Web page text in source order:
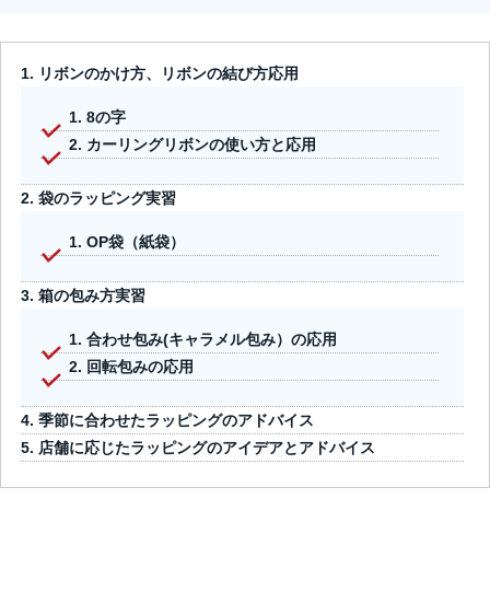
リボンのかけ方、リボンの結び方応用
8の字
カーリングリボンの使い方と応用
袋のラッピング実習
OP袋（紙袋）
箱の包み方実習
合わせ包み(キャラメル包み）の応用
回転包みの応用
季節に合わせたラッピングのアドバイス
店舗に応じたラッピングのアイデアとアドバイス